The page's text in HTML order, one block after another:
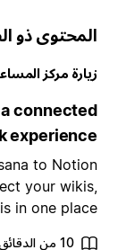
ذو الصلة
مركز المساعدة
for a
work
Asana to
your
is in one
10 من الدقائق للقراءة